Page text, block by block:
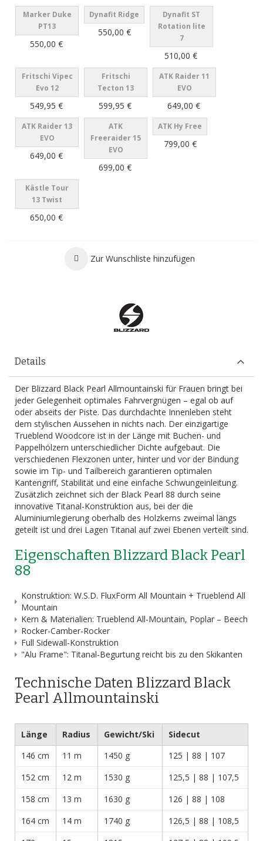
Marker Duke
PT13
550,00 €
Dynafit Ridge
550,00 €
Dynafit ST
Rotation lite
7
510,00 €
Fritschi Vipec
Evo 12
549,95 €
Fritschi
Tecton 13
599,95 €
ATK Raider 11
EVO
649,00 €
ATK Raider 13
EVO
649,00 €
ATK
Freeraider 15
EVO
699,00 €
ATK Hy Free
799,00 €
Kästle Tour
13 Twist
650,00 €
Zur Wunschliste hinzufügen
Details
Der Blizzard Black Pearl Allmountainski für Frauen bringt bei
jeder Gelegenheit optimales Fahrvergnügen – egal ob auf
oder abseits der Piste. Das durchdachte Innenleben steht
dem stylischen Aussehen in nichts nach. Der einzigartige
Trueblend Woodcore ist in der Länge mit Buchen- und
Pappelhölzern unterschiedlicher Dichte aufgebaut. Die
verschiedenen Flexzonen unter, hinter und vor der Bindung
sowie im Tip- und Tailbereich garantieren optimalen
Kantengriff, Stabilität und eine einfache Schwungeinleitung.
Zusätzlich zeichnet sich der Black Pearl 88 durch seine
innovative Titanal-Konstruktion aus, bei der die
Aluminiumlegierung oberhalb des Holzkerns zweimal längs
geteilt ist und drei Lagen Titanal auf zwei Ebenen verteilt sind.
Eigenschaften Blizzard Black Pearl
88
Konstruktion: W.S.D. FluxForm All Mountain + Trueblend All
Mountain
Kern & Materialien: Trueblend All-Mountain, Poplar – Beech
Rocker-Camber-Rocker
Full Sidewall-Konstruktion
"Alu Frame": Titanal-Begurtung reicht bis zu den Skikanten
Technische Daten Blizzard Black
Pearl Allmountainski
Länge Radius Gewicht/Ski
Sidecut
146 cm
11 m 1450 g
125 | 88 | 107
152 cm
12 m 1530 g
125,5 | 88 | 107,5
158 cm
13 m 1630 g
126 | 88 | 108
164 cm
14 m 1740 g
126,5 | 88 | 108,5